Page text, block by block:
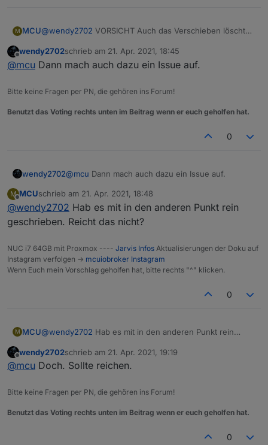
M MCU@wendy2702 VORSICHT Auch das Verschieben löscht
Offline
wendy2702schrieb am 21. Apr. 2021, 18:45
zuletzt editiert von
@mcu Dann mach auch dazu ein Issue auf.
Bitte keine Fragen per PN, die gehören ins Forum!
Benutzt das Voting rechts unten im Beitrag wenn er euch geholfen hat.
0
wendy2702@mcu Dann mach auch dazu ein Issue auf.
M
Offline
MCUschrieb am 21. Apr. 2021, 18:48
zuletzt editiert von
@wendy2702 Hab es mit in den anderen Punkt rein
geschrieben. Reicht das nicht?
NUC i7 64GB mit Proxmox ---- Jarvis Infos Aktualisierungen der Doku auf
Instagram verfolgen -> mcuiobroker Instagram
Wenn Euch mein Vorschlag geholfen hat, bitte rechts "^" klicken.
0
M MCU@wendy2702 Hab es mit in den anderen Punkt rein
Offline
wendy2702schrieb am 21. Apr. 2021, 19:19
zuletzt editiert von
@mcu Doch. Sollte reichen.
Bitte keine Fragen per PN, die gehören ins Forum!
Benutzt das Voting rechts unten im Beitrag wenn er euch geholfen hat.
0